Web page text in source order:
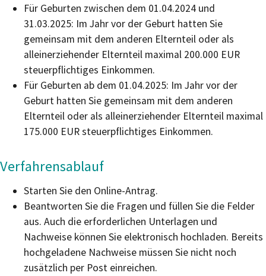
Für Geburten zwischen dem 01.04.2024 und
31.03.2025: Im Jahr vor der Geburt hatten Sie
gemeinsam mit dem anderen Elternteil oder als
alleinerziehender Elternteil maximal 200.000 EUR
steuerpflichtiges Einkommen.
Für Geburten ab dem 01.04.2025: Im Jahr vor der
Geburt hatten Sie gemeinsam mit dem anderen
Elternteil oder als alleinerziehender Elternteil maximal
175.000 EUR steuerpflichtiges Einkommen.
Verfahrensablauf
Starten Sie den Online-Antrag.
Beantworten Sie die Fragen und füllen Sie die Felder
aus. Auch die erforderlichen Unterlagen und
Nachweise können Sie elektronisch hochladen. Bereits
hochgeladene Nachweise müssen Sie nicht noch
zusätzlich per Post einreichen.